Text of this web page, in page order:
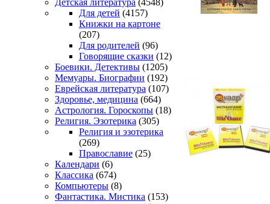
Детская литература (4548)
Для детей (4157)
Книжки на картоне
(207)
Для родителей (96)
Говорящие сказки (12)
Боевики. Детективы (1205)
Мемуары. Биографии (192)
Еврейская литература (107)
Здоровье, медицина (664)
Астрология. Гороскопы (18)
Религия. Эзотерика (305)
Религия и эзотерика
(269)
Православие (25)
Календари (6)
Классика (674)
Компьютеры (8)
Фантастика. Мистика (153)